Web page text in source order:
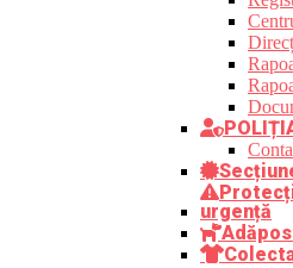
urgență